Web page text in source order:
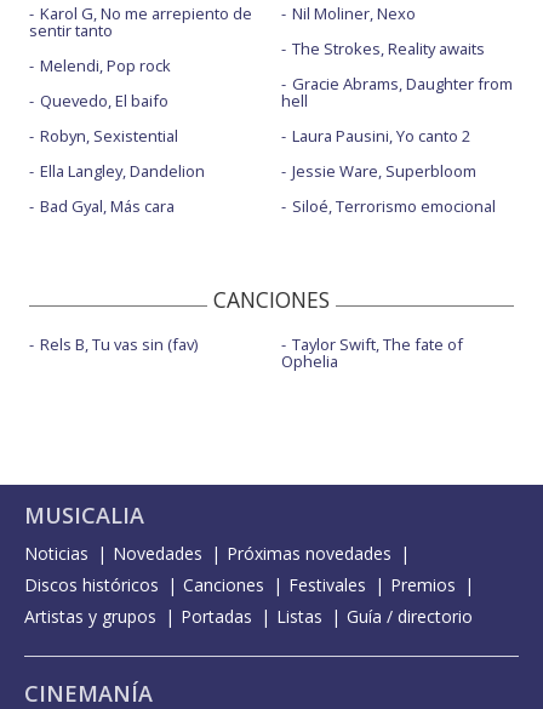
Karol G, No me arrepiento de
sentir tanto
Melendi, Pop rock
Quevedo, El baifo
Robyn, Sexistential
Ella Langley, Dandelion
Bad Gyal, Más cara
Nil Moliner, Nexo
The Strokes, Reality awaits
Gracie Abrams, Daughter from
hell
Laura Pausini, Yo canto 2
Jessie Ware, Superbloom
Siloé, Terrorismo emocional
CANCIONES
Rels B, Tu vas sin (fav) Taylor Swift, The fate of
Ophelia
MUSICALIA
Noticias Novedades
Próximas novedades
Discos históricos
Canciones Festivales
Premios
Artistas y grupos
Portadas Listas Guía / directorio
CINEMANÍA